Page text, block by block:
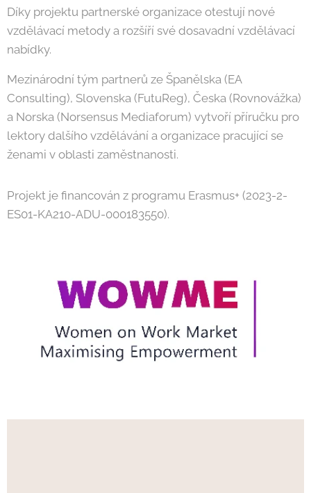
Díky projektu partnerské organizace otestují nové
vzdělávací metody a rozšíří své dosavadní vzdělávací
nabídky.
Mezinárodní tým partnerů ze Španělska (EA
Consulting), Slovenska (FutuReg), Česka (Rovnovážka)
a Norska (Norsensus Mediaforum) vytvoří příručku pro
lektory dalšího vzdělávání a organizace pracující se
ženami v oblasti zaměstnanosti.
Projekt je financován z programu Erasmus+ (2023-2-
ES01-KA210-ADU-000183550).